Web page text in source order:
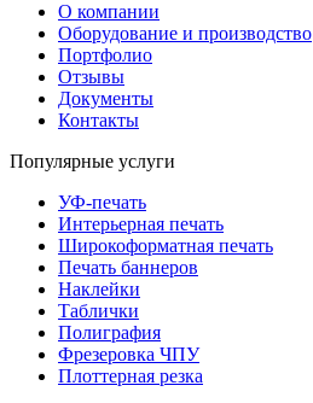
О компании
Оборудование и производство
Портфолио
Отзывы
Документы
Контакты
Популярные услуги
УФ-печать
Интерьерная печать
Широкоформатная печать
Печать баннеров
Наклейки
Таблички
Полиграфия
Фрезеровка ЧПУ
Плоттерная резка